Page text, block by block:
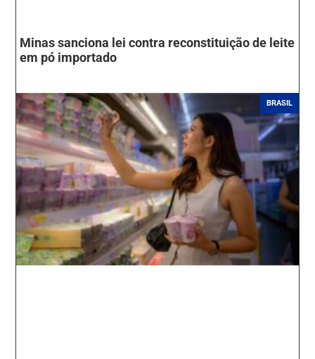
Minas sanciona lei contra reconstituição de leite
em pó importado
BRASIL